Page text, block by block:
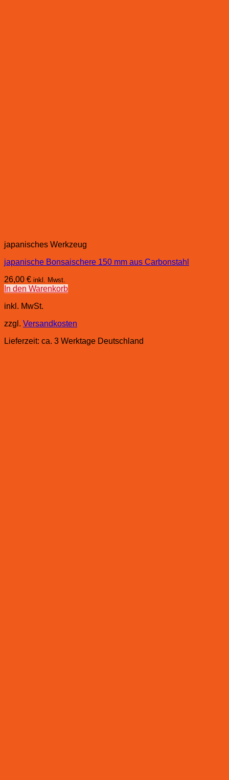
japanisches Werkzeug
japanische Bonsaischere 150 mm aus Carbonstahl
26,00 € inkl. Mwst.
In den Warenkorb
inkl. MwSt.
zzgl. Versandkosten
Lieferzeit: ca. 3 Werktage Deutschland